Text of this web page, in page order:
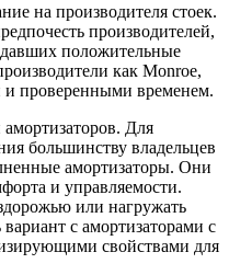
на производителя стоек.
производителей,
положительные
как Monroe,
проверенными временем.
Для
большинству владельцев
амортизаторы. Они
и управляемости.
или нагружать
с амортизаторами с
свойствами для